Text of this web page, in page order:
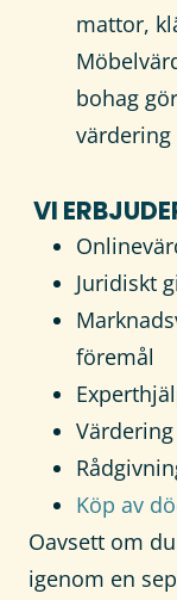
mattor,
bohag
värdering
VI
Juridiskt
föremål
Köp av
Oavsett om
igenom en